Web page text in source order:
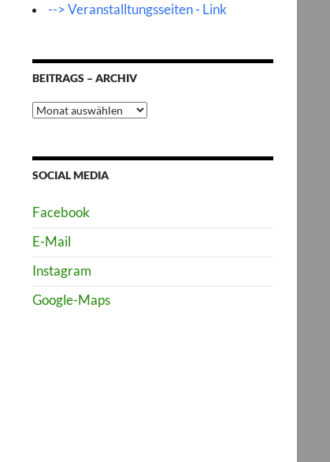
--> Veranstalltungsseiten - Link
BEITRAGS – ARCHIV
Beitrags
–
SOCIAL MEDIA
Facebook
E-Mail
Instagram
Google-Maps